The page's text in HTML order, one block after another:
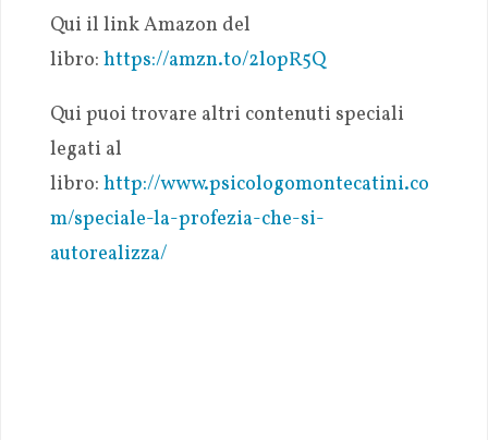
Qui il link Amazon del
libro: https://amzn.to/2lopR5Q
Qui puoi trovare altri contenuti speciali
legati al
libro: http://www.psicologomontecatini.co
m/speciale-la-profezia-che-si-
autorealizza/